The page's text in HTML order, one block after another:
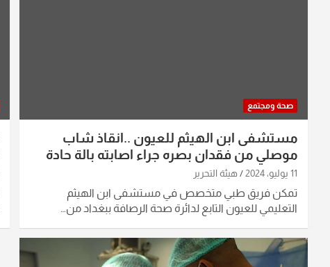
صحة ومجتمع
مستشفى ابن الهيثم للعيون ..انقاذ شاب
موصلي من فقدان بصره جراء اصابته بالة حادة
11 يوليو، 2024 هيئة التحرير
تمكن فريق طبي متخصص في مستشفى ابن الهيثم
التعليمي للعيون التابع لدائرة صحة الرصافة ببغداد من…